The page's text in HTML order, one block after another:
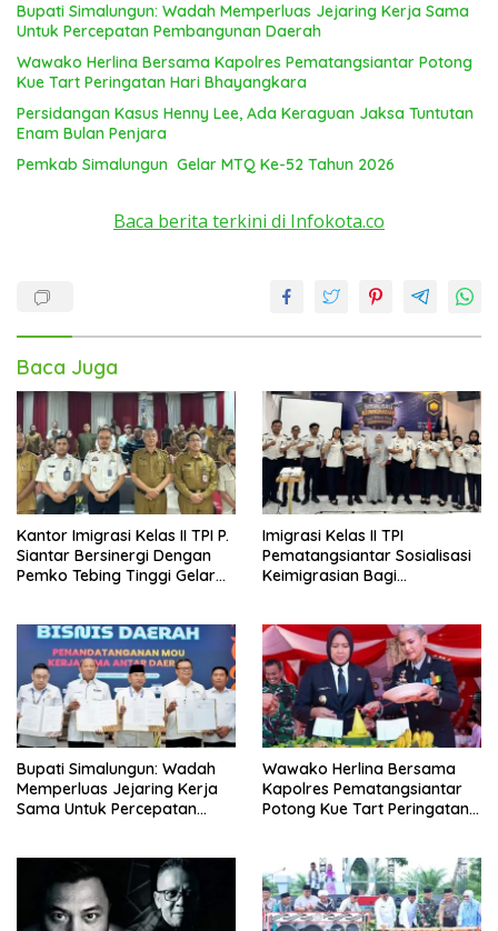
Bupati Simalungun: Wadah Memperluas Jejaring Kerja Sama
Untuk Percepatan Pembangunan Daerah
Wawako Herlina Bersama Kapolres Pematangsiantar Potong
Kue Tart Peringatan Hari Bhayangkara
Persidangan Kasus Henny Lee, Ada Keraguan Jaksa Tuntutan
Enam Bulan Penjara
Pemkab Simalungun Gelar MTQ Ke-52 Tahun 2026
Baca berita terkini di Infokota.co
Baca Juga
Kantor Imigrasi Kelas II TPI P.
Siantar Bersinergi Dengan
Pemko Tebing Tinggi Gelar
Imigrasi Kelas II TPI
Pematangsiantar Sosialisasi
Keimigrasian Bagi
Bupati Simalungun: Wadah
Memperluas Jejaring Kerja
Sama Untuk Percepatan
Wawako Herlina Bersama
Kapolres Pematangsiantar
Potong Kue Tart Peringatan